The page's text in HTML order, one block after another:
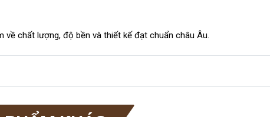
chất lượng, độ bền và thiết kế đạt chuẩn châu Âu.